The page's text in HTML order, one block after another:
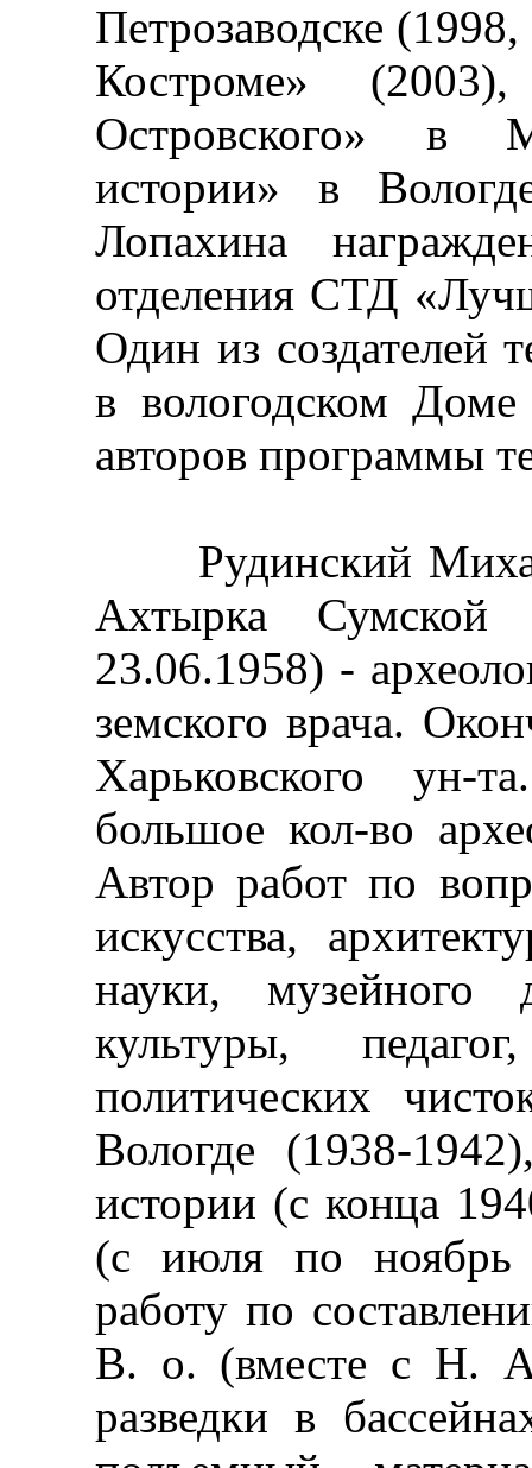
Петрозаводске
Костроме»
Островского» в
истории» в
Лопахина
отделения СТД
Один из создателей
в вологодском
авторов программы
Рудинский
Ахтырка
23.06.1958) -
земского врача.
Харьковского ун-
большое кол-во
Автор работ по
искусства,
науки,
культуры,
политических
Вологде (1938-
истории (с конца
(с июля по ноябрь
работу по
В. о. (вместе с Н.
разведки в